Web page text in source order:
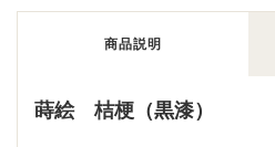
商品説明
蒔絵 桔梗（黒漆）